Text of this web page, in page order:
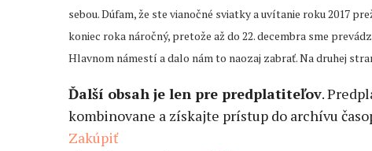
sebou. Dúfam, že ste vianočné sviatky a uvítanie roku 2017
koniec roka náročný, pretože až do 22. decembra sme
Hlavnom námestí a dalo nám to naozaj zabrať. Na druhej
Ďalší obsah je len pre predplatiteľov.
kombinovane a získajte prístup do archívu
Zakúpiť